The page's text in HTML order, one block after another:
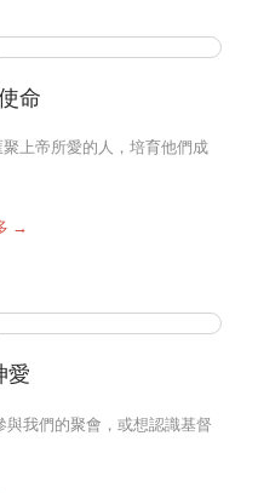
命
上帝所愛的人，培育他們成
→
愛
我們的聚會，或想認識基督